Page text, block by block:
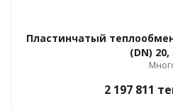
Пластинчатый
(DN)
2 197 811